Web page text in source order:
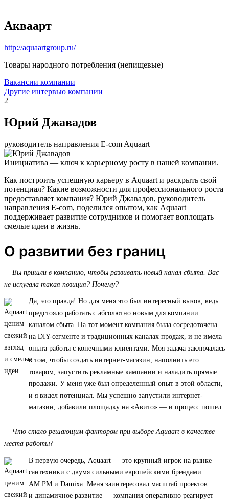
Акваарт
http://aquaartgroup.ru/
Товары народного потребления (непищевые)
Вакансии компании
Другие интервью компании
2
Юрий Джавадов
руководитель направления E-com Aquaart
Инициатива — ключ к карьерному росту в нашей компании.
Как построить успешную карьеру в Aquaart и раскрыть свой
потенциал? Какие возможности для профессионального роста
предоставляет компания? Юрий Джавадов, руководитель
направления E-com, поделился опытом, как Aquaart
поддерживает развитие сотрудников и помогает воплощать
смелые идеи в жизнь.
О развитии без границ
— Вы пришли в компанию, чтобы развивать новый канал сбыта. Вас
не испугала такая позиция? Почему?
Да, это правда! Но для меня это был интересный вызов, ведь
предстояло работать с абсолютно новым для компании
каналом сбыта. На тот момент компания была сосредоточена
на DIY-сегменте и традиционных каналах продаж, и не имела
опыта работы с конечными клиентами. Моя задача заключалась
в том, чтобы создать интернет-магазин, наполнить его
товаром, запустить рекламные кампании и наладить прямые
продажи. У меня уже был определенный опыт в этой области,
и я видел потенциал. Мы успешно запустили интернет-
магазин, добавили площадку на «Авито» — и процесс пошел.
— Что стало решающим фактором при выборе Aquaart в качестве
места работы?
В первую очередь, Aquaart — это крупный игрок на рынке
сантехники с двумя сильными европейскими брендами:
AM.PM и Damixa. Меня заинтересовал масштаб проектов
и динамичное развитие — компания оперативно реагирует